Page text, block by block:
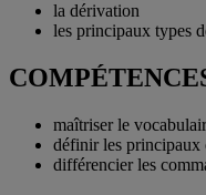
la dérivation
les principaux types
maîtriser le
définir les principaux
différencier les